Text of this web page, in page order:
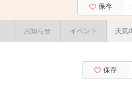
保存
お知らせ イベント 天気/
保存